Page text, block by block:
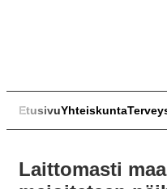
EtusivuYhteiskunta
Laittomasti